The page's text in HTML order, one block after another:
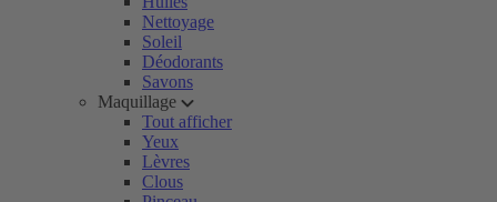
Nettoyage
Soleil
Déodorants
Savons
Maquillage
Tout afficher
Yeux
Lèvres
Clous